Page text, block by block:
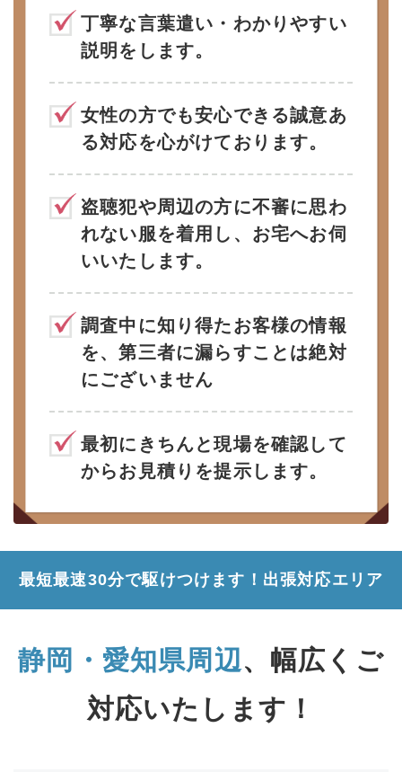
丁寧な言葉遣い・わかりやすい
説明をします。
女性の方でも安心できる誠意あ
る対応を心がけております。
盗聴犯や周辺の方に不審に思わ
れない服を着用し、お宅へお伺
いいたします。
調査中に知り得たお客様の情報
を、第三者に漏らすことは絶対
にございません
最初にきちんと現場を確認して
からお見積りを提示します。
最短最速30分で駆けつけます！ 出張対応エリア
静岡・愛知県周辺、幅広くご
対応いたします！